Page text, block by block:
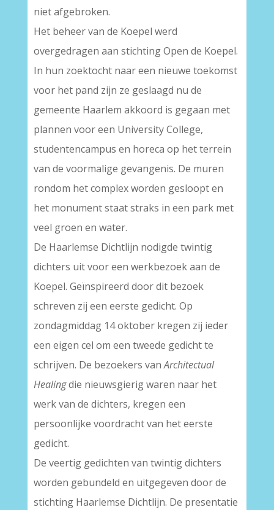
niet afgebroken.
Het beheer van de Koepel werd
overgedragen aan stichting Open de Koepel.
In hun zoektocht naar een nieuwe toekomst
voor het pand zijn ze geslaagd nu de
gemeente Haarlem akkoord is gegaan met
plannen voor een University College,
studentencampus en horeca op het terrein
van de voormalige gevangenis. De muren
rondom het complex worden gesloopt en
het monument staat straks in een park met
veel groen en water.
De Haarlemse Dichtlijn nodigde twintig
dichters uit voor een werkbezoek aan de
Koepel. Geïnspireerd door dit bezoek
schreven zij een eerste gedicht. Op
zondagmiddag 14 oktober kregen zij ieder
een eigen cel om een tweede gedicht te
schrijven. De bezoekers vanArchitectual
Healingdie nieuwsgierig waren naar het
werk van de dichters, kregen een
persoonlijke voordracht van het eerste
gedicht.
De veertig gedichten van twintig dichters
worden gebundeld en uitgegeven door de
stichting Haarlemse Dichtlijn. De presentatie